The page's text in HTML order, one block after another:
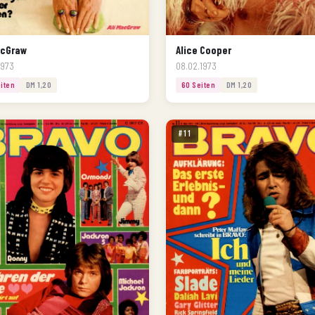
DM 1,20
Alice Cooper
08.02.1973
60 Seiten DM 1,20
#11